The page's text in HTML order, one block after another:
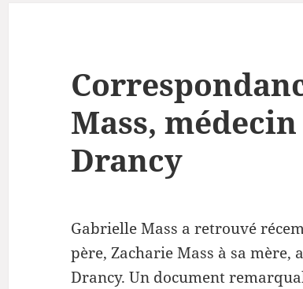
Mass,
Drancy
Gabrielle Mass a retrouvé
père, Zacharie Mass à sa
Drancy. Un document